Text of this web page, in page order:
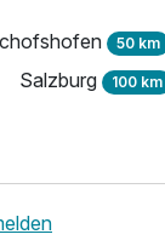
50 km
Salzburg 100 km